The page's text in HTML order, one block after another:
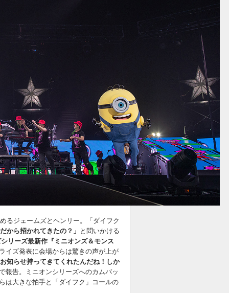
るジェームズとヘンリー。「ダイフク
から招かれてきたの？」 と問いかける
リーズ最新作『ミニオンズ＆モンス
イズ発表に会場からは驚きの声が上が
知らせ持ってきてくれたんだね！しか
報告。ミニオンシリーズへのカムバッ
は大きな拍手と「ダイフク」コールの